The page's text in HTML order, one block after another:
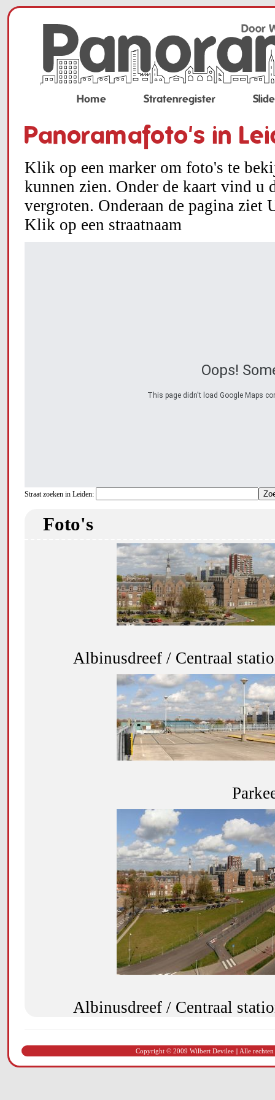
Home Stratenregister
Panoramafoto's in
Klik op een marker om foto's te
kunnen zien. Onder de kaart vind
vergroten. Onderaan de pagina ziet
Klik op een straatnaam
Oops!
This page didn't load Google Maps
Straat zoeken in Leiden:
Foto's
Albinusdreef / Centraal
Albinusdreef / Centraal
Copyright © 2009 Wilbert Devilee || Alle